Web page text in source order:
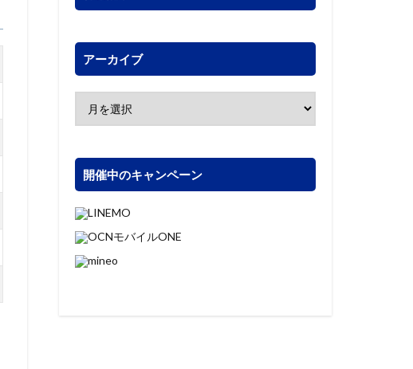
アーカイブ
開催中のキャンペーン